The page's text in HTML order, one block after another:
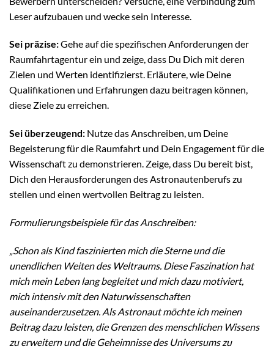
Leser aufzubauen und wecke sein Interesse.
Sei präzise:Gehe auf die spezifischen Anforderungen der
Raumfahrtagentur ein und zeige, dass Du Dich mit deren
Zielen und Werten identifizierst. Erläutere, wie Deine
Qualifikationen und Erfahrungen dazu beitragen können,
diese Ziele zu erreichen.
Sei überzeugend: Nutze das Anschreiben, um Deine
Begeisterung für die Raumfahrt und Dein Engagement für die
Wissenschaft zu demonstrieren. Zeige, dass Du bereit bist,
Dich den Herausforderungen des Astronautenberufs zu
stellen und einen wertvollen Beitrag zu leisten.
Formulierungsbeispiele für das Anschreiben:
„Schon als Kind faszinierten mich die Sterne und die
unendlichen Weiten des Weltraums. Diese Faszination hat
mich mein Leben lang begleitet und mich dazu motiviert,
mich intensiv mit den Naturwissenschaften
auseinanderzusetzen. Als Astronaut möchte ich meinen
Beitrag dazu leisten, die Grenzen des menschlichen Wissens
zu erweitern und die Geheimnisse des Universums zu